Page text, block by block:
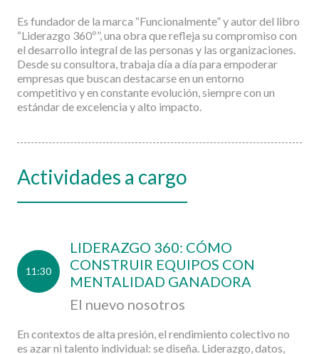
Es fundador de la marca “Funcionalmente” y autor del libro
“Liderazgo 360º”, una obra que refleja su compromiso con
el desarrollo integral de las personas y las organizaciones.
Desde su consultora, trabaja día a día para empoderar
empresas que buscan destacarse en un entorno
competitivo y en constante evolución, siempre con un
estándar de excelencia y alto impacto.
Actividades a cargo
11:30
LIDERAZGO 360: CÓMO
CONSTRUIR EQUIPOS CON
MENTALIDAD GANADORA
El nuevo nosotros
En contextos de alta presión, el rendimiento colectivo no
es azar ni talento individual: se diseña. Liderazgo, datos,